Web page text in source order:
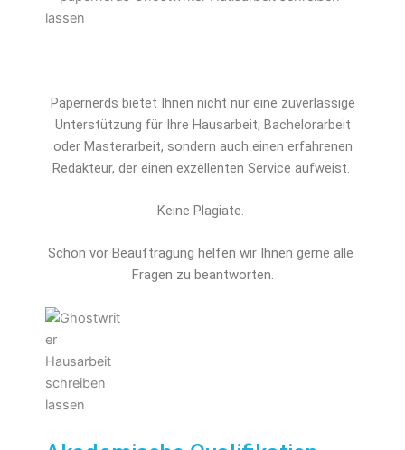
Papernerds bietet Ihnen nicht nur eine zuverlässige
Unterstützung für Ihre Hausarbeit, Bachelorarbeit
oder Masterarbeit, sondern auch einen erfahrenen
Redakteur, der einen exzellenten Service aufweist.
Keine Plagiate.
Schon vor Beauftragung helfen wir Ihnen gerne alle
Fragen zu beantworten.